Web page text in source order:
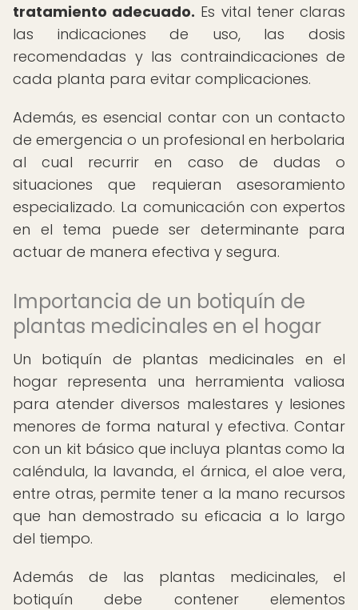
tratamiento adecuado. Es vital tener claras
las indicaciones de uso, las dosis
recomendadas y las contraindicaciones de
cada planta para evitar complicaciones.
Además, es esencial contar con un contacto
de emergencia o un profesional en herbolaria
al cual recurrir en caso de dudas o
situaciones que requieran asesoramiento
especializado. La comunicación con expertos
en el tema puede ser determinante para
actuar de manera efectiva y segura.
Importancia de un botiquín de
plantas medicinales en el hogar
Un botiquín de plantas medicinales en el
hogar representa una herramienta valiosa
para atender diversos malestares y lesiones
menores de forma natural y efectiva. Contar
con un kit básico que incluya plantas como la
caléndula, la lavanda, el árnica, el aloe vera,
entre otras, permite tener a la mano recursos
que han demostrado su eficacia a lo largo
del tiempo.
Además de las plantas medicinales, el
botiquín debe contener elementos